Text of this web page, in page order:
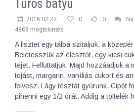
Túrós batyu
2016.02.22. 0 0
4808 megtekintés
A lisztet egy tálba szitáljuk, a
Beletesszük az élesztőt, egy kicsi
tejet. Felfuttatjuk. Majd hozzáadjuk a
tojást, margarin, vaníliás cukort és
felvesz. Lágy tésztát gyúrunk. Cipót
pihenni egy 1/2 órát. Addig a töltelék